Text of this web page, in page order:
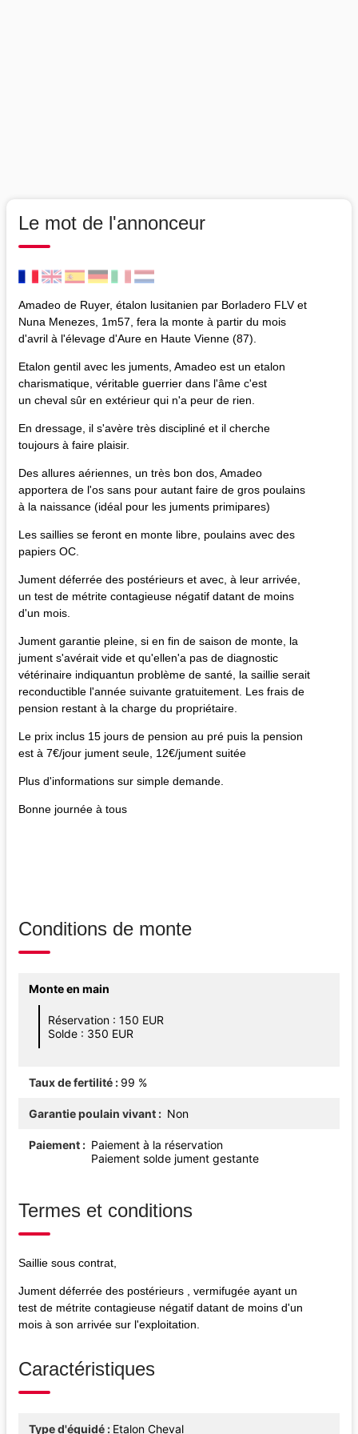
Le mot de l'annonceur
Amadeo de Ruyer, étalon lusitanien par Borladero FLV et
Nuna Menezes, 1m57, fera la monte à partir du mois
d'avril à l'élevage d'Aure en Haute Vienne (87).
Etalon gentil avec les juments, Amadeo est un etalon
charismatique, véritable guerrier dans l'âme c'est
un cheval sûr en extérieur qui n'a peur de rien.
En dressage, il s'avère très discipliné et il cherche
toujours à faire plaisir.
Des allures aériennes, un très bon dos, Amadeo
apportera de l'os sans pour autant faire de gros poulains
à la naissance (idéal pour les juments primipares)
Les saillies se feront en monte libre, poulains avec des
papiers OC.
Jument déferrée des postérieurs et avec, à leur arrivée,
un test de métrite contagieuse négatif datant de moins
d'un mois.
Jument garantie pleine, si en fin de saison de monte, la
jument s'avérait vide et qu'ellen'a pas de diagnostic
vétérinaire indiquantun problème de santé, la saillie serait
reconductible l'année suivante gratuitement. Les frais de
pension restant à la charge du propriétaire.
Le prix inclus 15 jours de pension au pré puis la pension
est à 7€/jour jument seule, 12€/jument suitée
Plus d'informations sur simple demande.
Bonne journée à tous
Conditions de monte
Monte en main
Réservation : 150 EUR
Solde : 350 EUR
Taux de fertilité 99 %
Garantie poulain vivant Non
Paiement
Paiement à la réservation
Paiement solde jument gestante
Termes et conditions
Saillie sous contrat,
Jument déferrée des postérieurs , vermifugée ayant un
test de métrite contagieuse négatif datant de moins d'un
mois à son arrivée sur l'exploitation.
Caractéristiques
Type d'équidé Etalon Cheval